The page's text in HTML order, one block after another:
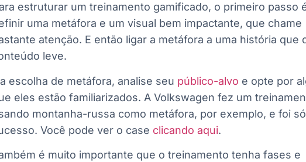
estruturar um treinamento gamificado, o primeiro passo
uma metáfora e um visual bem impactante, que chame
atenção. E então ligar a metáfora a uma história que
leve.
escolha de metáfora, analise seu público-alvo e opte por
eles estão familiarizados. A Volkswagen fez um
montanha-russa como metáfora, por exemplo, e foi só
Você pode ver o case clicando aqui.
é muito importante que o treinamento tenha fases e